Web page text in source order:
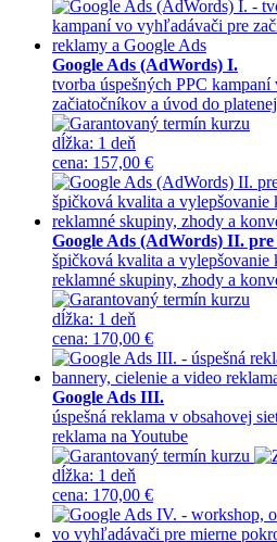
Google Ads (AdWords) I.
tvorba úspešných PPC
začiatočníkov a úvod do
dĺžka: 1 deň
cena: 157,00 €
Google Ads (AdWords) II.
špičková kvalita a vylepšovanie
reklamné skupiny, zhody a
dĺžka: 1 deň
cena: 170,00 €
Google Ads III.
úspešná reklama v obsahovej
reklama na Youtube
dĺžka: 1 deň
cena: 170,00 €